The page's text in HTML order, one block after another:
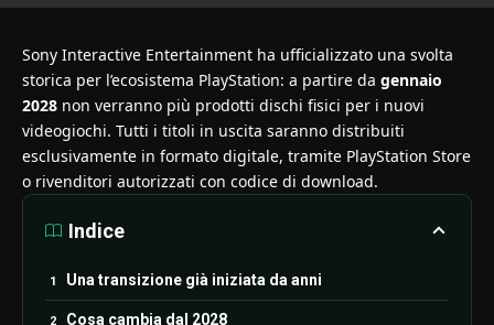
Sony Interactive Entertainment ha ufficializzato una svolta
storica per l’ecosistema PlayStation: a partire da gennaio
2028 non verranno più prodotti dischi fisici per i nuovi
videogiochi. Tutti i titoli in uscita saranno distribuiti
esclusivamente in formato digitale, tramite PlayStation Store
o rivenditori autorizzati con codice di download.
Indice
Una transizione già iniziata da anni
Cosa cambia dal 2028